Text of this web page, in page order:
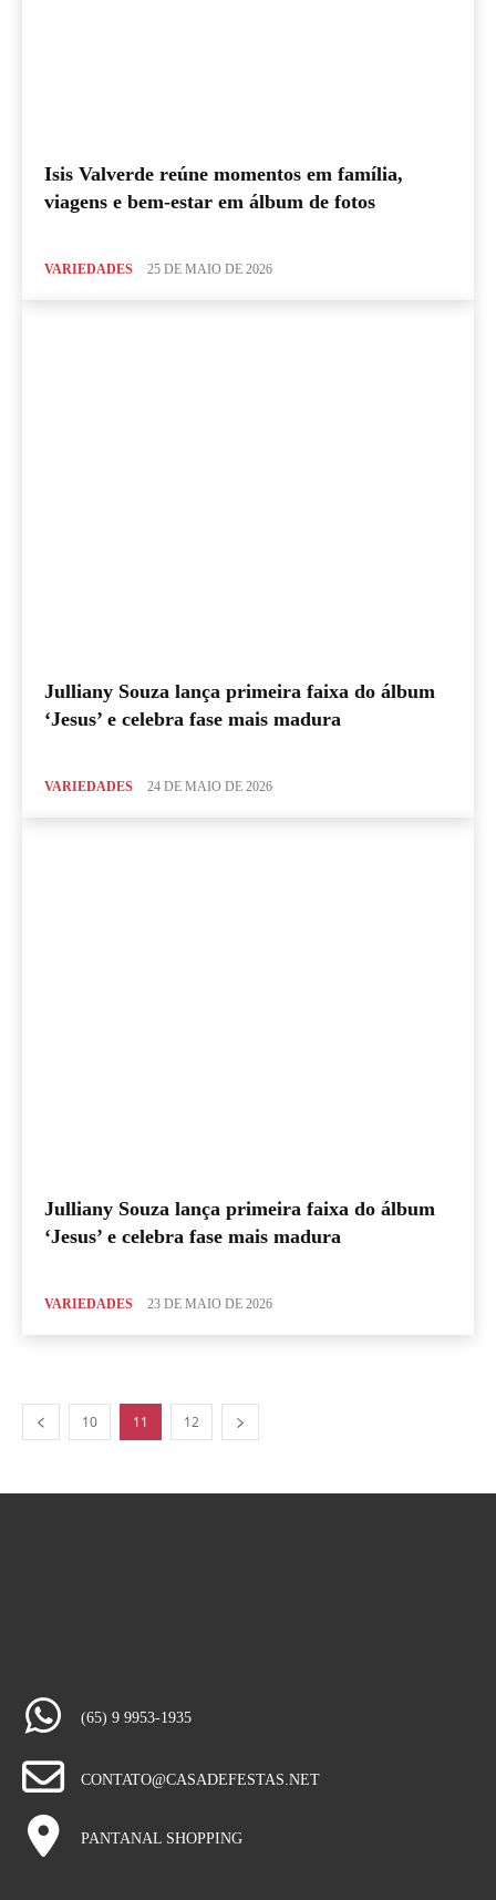
Isis Valverde reúne momentos em família,
viagens e bem-estar em álbum de fotos
VARIEDADES 25 DE MAIO DE 2026
Julliany Souza lança primeira faixa do álbum
‘Jesus’ e celebra fase mais madura
VARIEDADES 24 DE MAIO DE 2026
Julliany Souza lança primeira faixa do álbum
‘Jesus’ e celebra fase mais madura
VARIEDADES 23 DE MAIO DE 2026
10 11 12
(65) 9 9953-1935
CONTATO@CASADEFESTAS.NET
PANTANAL SHOPPING